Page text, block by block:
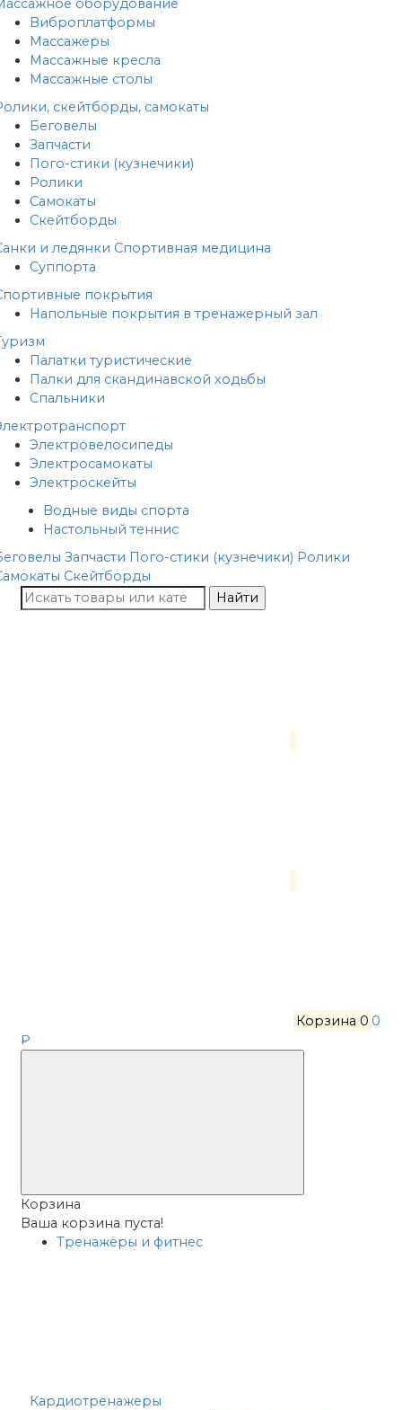
оборудование
Виброплатформы
Массажеры
Массажные кресла
Массажные столы
скейтборды, самокаты
Беговелы
Запчасти
Пого-стики (кузнечики)
Ролики
Самокаты
Скейтборды
и ледянки Спортивная медицина
Суппорта
покрытия
Напольные покрытия в тренажерный зал
Палатки туристические
Палки для скандинавской ходьбы
Спальники
Электровелосипеды
Электросамокаты
Электроскейты
Водные виды спорта
Настольный теннис
Запчасти Пого-стики (кузнечики) Ролики
Скейтборды
Найти
Корзина 0 0
₽
Корзина
Ваша корзина пуста!
Тренажёры и фитнес
Кардиотренажеры